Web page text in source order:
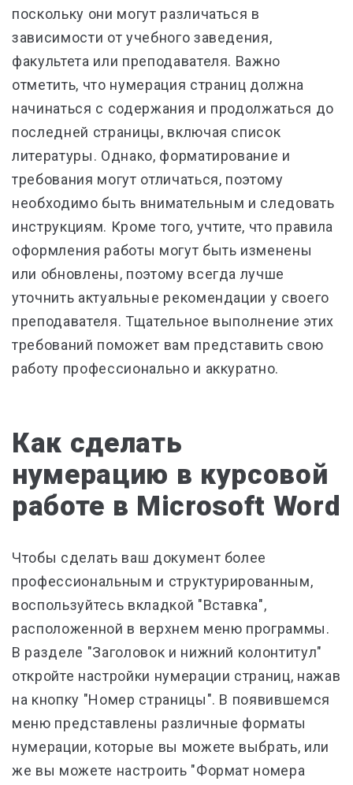
поскольку они могут различаться в
зависимости от учебного заведения,
факультета или преподавателя. Важно
отметить, что нумерация страниц должна
начинаться с содержания и продолжаться до
последней страницы, включая список
литературы. Однако, форматирование и
требования могут отличаться, поэтому
необходимо быть внимательным и следовать
инструкциям. Кроме того, учтите, что правила
оформления работы могут быть изменены
или обновлены, поэтому всегда лучше
уточнить актуальные рекомендации у своего
преподавателя. Тщательное выполнение этих
требований поможет вам представить свою
работу профессионально и аккуратно.
Как сделать
нумерацию в курсовой
работе в Microsoft Word
Чтобы сделать ваш документ более
профессиональным и структурированным,
воспользуйтесь вкладкой "Вставка",
расположенной в верхнем меню программы.
В разделе "Заголовок и нижний колонтитул"
откройте настройки нумерации страниц, нажав
на кнопку "Номер страницы". В появившемся
меню представлены различные форматы
нумерации, которые вы можете выбрать, или
же вы можете настроить "Формат номера